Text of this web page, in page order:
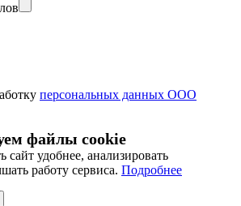
персональных данных ООО
файлы cookie
удобнее, анализировать
работу сервиса. Подробнее